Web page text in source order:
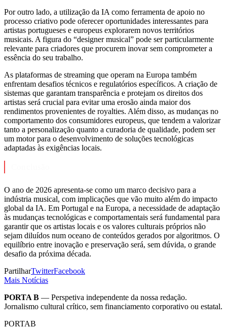
Por outro lado, a utilização da IA como ferramenta de apoio no
processo criativo pode oferecer oportunidades interessantes para
artistas portugueses e europeus explorarem novos territórios
musicais. A figura do “designer musical” pode ser particularmente
relevante para criadores que procurem inovar sem comprometer a
essência do seu trabalho.
As plataformas de streaming que operam na Europa também
enfrentam desafios técnicos e regulatórios específicos. A criação de
sistemas que garantam transparência e protejam os direitos dos
artistas será crucial para evitar uma erosão ainda maior dos
rendimentos provenientes de royalties. Além disso, as mudanças no
comportamento dos consumidores europeus, que tendem a valorizar
tanto a personalização quanto a curadoria de qualidade, podem ser
um motor para o desenvolvimento de soluções tecnológicas
adaptadas às exigências locais.
O ano de 2026 apresenta-se como um marco decisivo para a
indústria musical, com implicações que vão muito além do impacto
global da IA. Em Portugal e na Europa, a necessidade de adaptação
às mudanças tecnológicas e comportamentais será fundamental para
garantir que os artistas locais e os valores culturais próprios não
sejam diluídos num oceano de conteúdos gerados por algoritmos. O
equilíbrio entre inovação e preservação será, sem dúvida, o grande
desafio da próxima década.
PartilharTwitterFacebook
Mais Notícias
PORTA B — Perspetiva independente da nossa redação.
Jornalismo cultural crítico, sem financiamento corporativo ou estatal.
PORTAB